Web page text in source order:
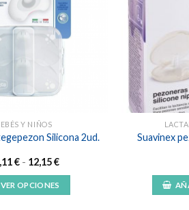
deseos
Y NIÑOS
Silicona 2ud.
€ - 12,15€Rango
precios:
desde
VER OPCIONES
Suavinex